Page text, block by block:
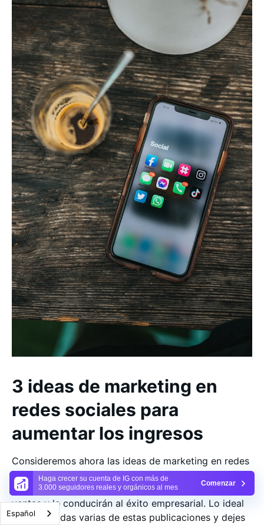
Haga crecer su cuenta de IG con más de
3.000 seguidores reales y orgánicos al mes
Comenzar
3 ideas de marketing en
redes sociales para
aumentar los ingresos
Consideremos ahora las ideas de marketing en redes
sociales que puede añadir a su calendario de
contenidos. Éstas le ayudarán a conseguir más
ventas y le conducirán al éxito empresarial. Lo ideal
es que añadas varias de estas publicaciones y dejes
Español